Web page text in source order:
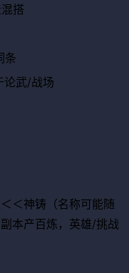
搭
条
论武/战场
＜神铸（名称可能随
本产百炼，英雄/挑战